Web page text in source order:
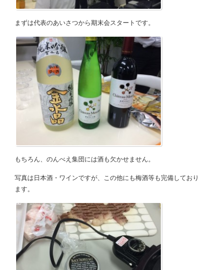
まずは代表のあいさつから期末会スタートです。
もちろん、のんべえ集団には酒も欠かせません。
写真は日本酒・ワインですが、この他にも梅酒等も完備しており
ます。